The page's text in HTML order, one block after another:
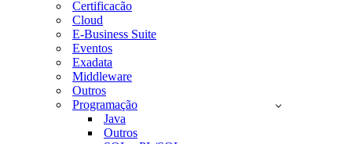
Certificacão
Cloud
E-Business Suite
Eventos
Exadata
Middleware
Outros
Programação
Java
Outros